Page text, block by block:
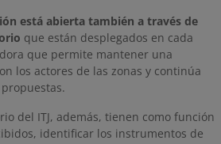
está abierta también a través de
que están desplegados en cada
que permite mantener una
los actores de las zonas y continúa
del ITJ, además, tienen como función
identificar los instrumentos de